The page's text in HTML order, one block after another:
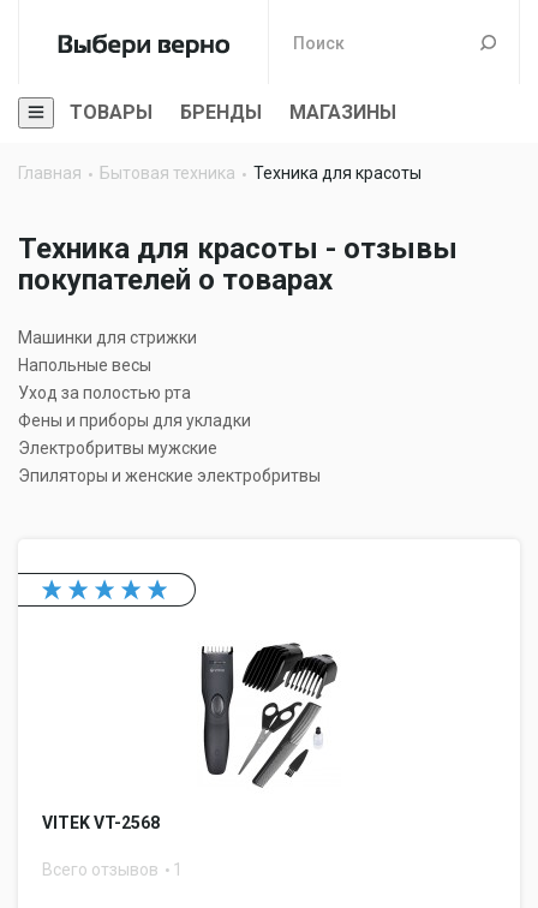
ТОВАРЫ БРЕНДЫ МАГАЗИНЫ
Главная Бытовая техника Техника для красоты
Техника для красоты - отзывы
покупателей о товарах
Машинки для стрижки
Напольные весы
Уход за полостью рта
Фены и приборы для укладки
Электробритвы мужские
Эпиляторы и женские электробритвы
VITEK VT-2568
Всего отзывов 1